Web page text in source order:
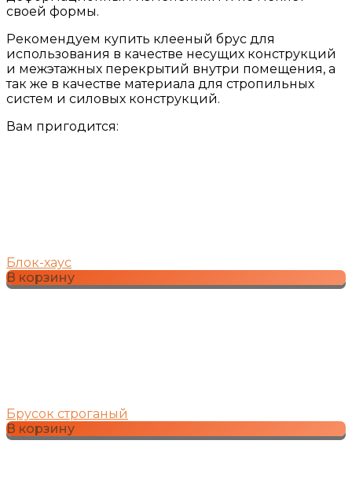
своей формы.
Рекомендуем купить клееный брус для
использования в качестве несущих конструкций
и межэтажных перекрытий внутри помещения, а
так же в качестве материала для стропильных
систем и силовых конструкций.
Вам пригодится:
Блок-хаус
В корзину
Брусок строганый
В корзину